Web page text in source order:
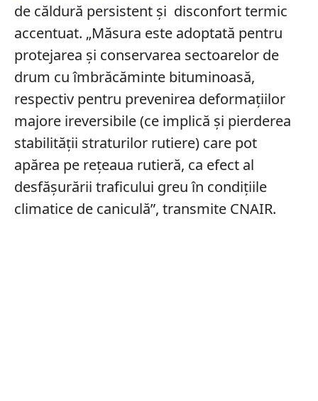
de căldură persistent și disconfort termic
accentuat. „Măsura este adoptată pentru
protejarea şi conservarea sectoarelor de
drum cu îmbrăcăminte bituminoasă,
respectiv pentru prevenirea deformaţiilor
majore ireversibile (ce implică şi pierderea
stabilităţii straturilor rutiere) care pot
apărea pe reţeaua rutieră, ca efect al
desfăşurării traficului greu în condiţiile
climatice de caniculă”, transmite CNAIR.